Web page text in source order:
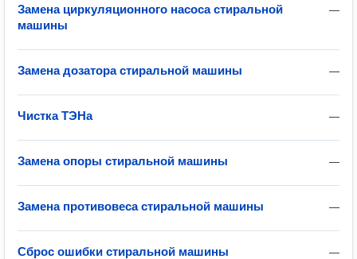
—
Замена циркуляционного насоса стиральной
машины
—
Замена дозатора стиральной машины
—
Чистка ТЭНа
—
Замена опоры стиральной машины
—
Замена противовеса стиральной машины
—
Сброс ошибки стиральной машины